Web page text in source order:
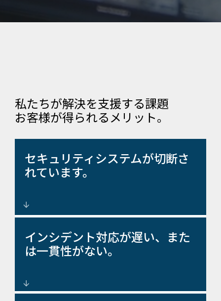
私たちが解決を支援する課題
お客様が得られるメリット。
セキュリティシステムが切断さ
れています。
データと応答を一元化する統合
セキュリティ制御ソリューショ
ン。
インシデント対応が遅い、また
は一貫性がない。